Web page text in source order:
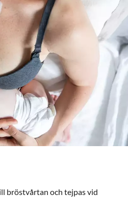
bröstvårtan och tejpas vid